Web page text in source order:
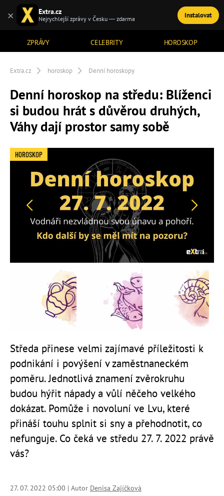
ZPRÁVY CELEBRITY HOROSKOP
TÉMATA
Extra.cz horoskop Denní horoskopy
Denní horoskop na středu: Blíženci
si budou hrát s důvěrou druhých,
Váhy dají prostor samy sobě
Předchozí Další
HOROSKOP
Středa přinese velmi zajímavé příležitosti k
podnikání i povýšení v zaměstnaneckém
poměru. Jednotlivá znamení zvěrokruhu
budou hýřit nápady a vůlí něčeho velkého
dokázat. Pomůže i novoluní ve Lvu, které
přináší touhu splnit si sny a přehodnotit, co
nefunguje. Co čeká ve středu 27. 7. 2022 právě
vás?
27. 07. 2022 05:00 | Autor Denisa Zajíčková
× Extra.cz
Nejrychlejší zprávy v Česku — zdarma Instalovat